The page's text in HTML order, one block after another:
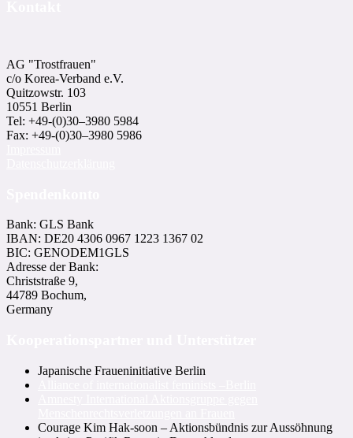
AG "Trostfrauen"
c/o Korea-Ver­band e.V.
Quitzowstr. 103
10551 Berlin
Tel: +49-(0)30–3980 5984
Fax: +49-(0)30–3980 5986
Bank: GLS Bank
IBAN: DE20 4306 0967 1223 1367 02
BIC: GENODEM1GLS
Adresse der Bank:
Christstraße 9,
44789 Bochum,
Germany
Japanische Fraueninitiative Berlin
Courage Kim Hak-soon – Aktionsbündnis zur Aussöhnung